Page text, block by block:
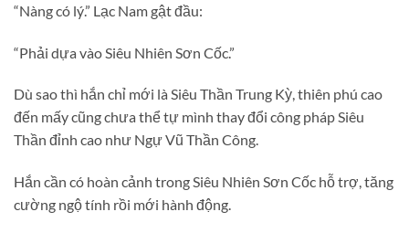
“Nàng có lý.” Lạc Nam gật đầu:
“Phải dựa vào Siêu Nhiên Sơn Cốc.”
Dù sao thì hắn chỉ mới là Siêu Thần Trung Kỳ, thiên phú cao
đến mấy cũng chưa thể tự mình thay đổi công pháp Siêu
Thần đỉnh cao như Ngự Vũ Thần Công.
Hắn cần có hoàn cảnh trong Siêu Nhiên Sơn Cốc hỗ trợ, tăng
cường ngộ tính rồi mới hành động.